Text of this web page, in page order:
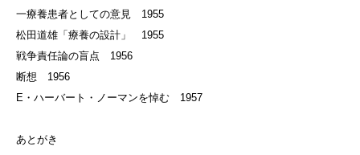
一療養患者としての意見 1955
松田道雄「療養の設計」 1955
戦争責任論の盲点 1956
断想 1956
E・ハーバート・ノーマンを悼む 1957
あとがき